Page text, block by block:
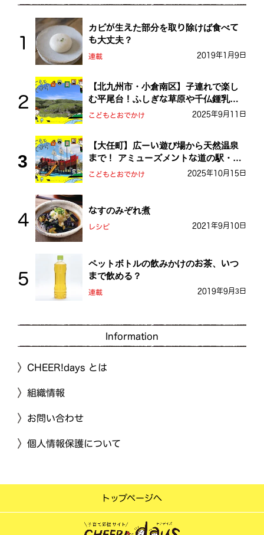
カビが生えた部分を取り除けば食べて
も大丈夫？
連載 2019年1月9日
【北九州市・小倉南区】子連れで楽し
む平尾台！ふしぎな草原や千仏鍾乳洞
を探検しよう！
こどもとおでかけ 2025年9月11日
【大任町】広ーい遊び場から天然温泉
まで！ アミューズメントな道の駅・お
おとう桜街道
こどもとおでかけ 2025年10月15日
なすのみぞれ煮
レシピ 2021年9月10日
ペットボトルの飲みかけのお茶、いつ
まで飲める？
連載 2019年9月3日
Information
CHEER!days とは
組織情報
お問い合わせ
個人情報保護について
トップページへ